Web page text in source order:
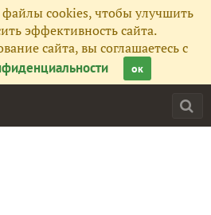
cookies, чтобы улучшить
эффективность сайта.
сайта, вы соглашаетесь с
ок